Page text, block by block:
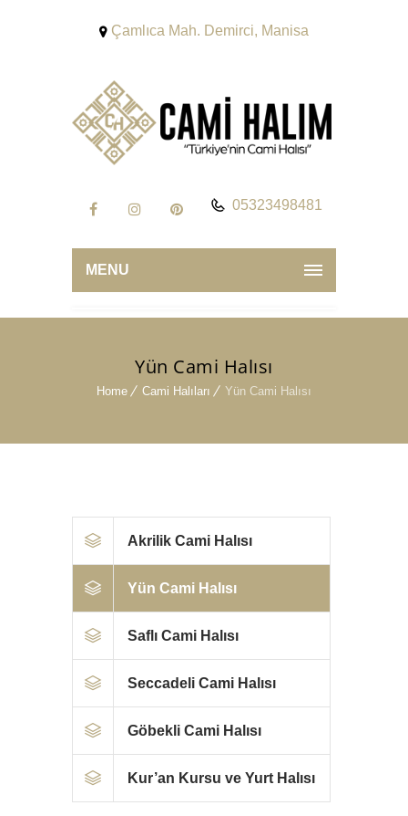
Çamlıca Mah. Demirci, Manisa
05323498481
MENU
Yün Cami Halısı
Home Cami Halıları Yün Cami Halısı
Akrilik Cami Halısı
Yün Cami Halısı
Saflı Cami Halısı
Seccadeli Cami Halısı
Göbekli Cami Halısı
Kur’an Kursu ve Yurt Halısı